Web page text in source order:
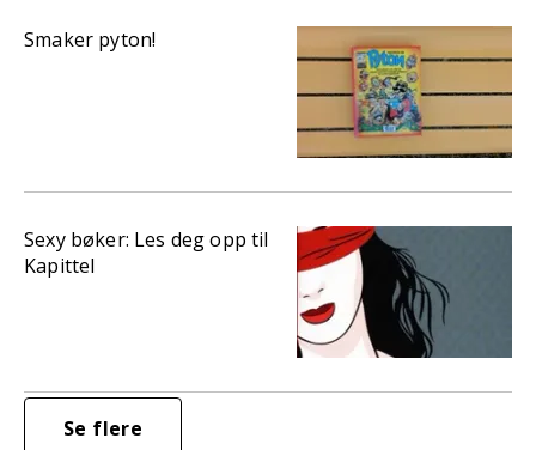
Smaker pyton!
Sexy bøker: Les deg opp til
Kapittel
Se flere